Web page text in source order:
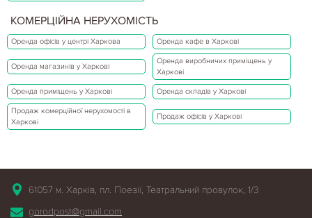
КОМЕРЦІЙНА НЕРУХОМІСТЬ
Оренда офісів у центрі Харкова Оренда кафе в Харкові
Оренда магазинів у Харкові
Оренда виробничих приміщень у
Харкові
Оренда приміщень у Харкові Оренда складів у Харкові
Продаж комерційної нерухомості в
Харкові
Продаж офісів у Харкові
61057 м. Харків, пл. Поезії, Театральний провулок, 1/3
gorodpost@gmail.com